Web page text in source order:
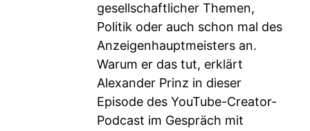
gesellschaftlicher Themen,
Politik oder auch schon mal des
Anzeigenhauptmeisters an.
Warum er das tut, erklärt
Alexander Prinz in dieser
Episode des YouTube-Creator-
Podcast im Gespräch mit